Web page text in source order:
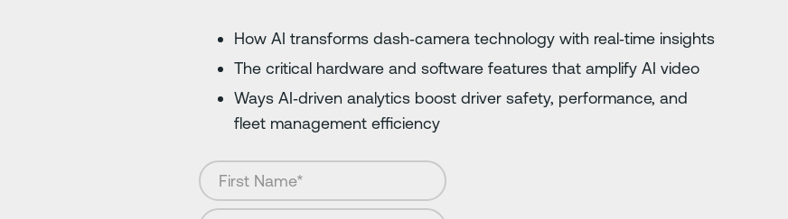
How AI transforms dash‑camera technology with real‑time insights
The critical hardware and software features that amplify AI video
Ways AI‑driven analytics boost driver safety, performance, and
fleet management efficiency